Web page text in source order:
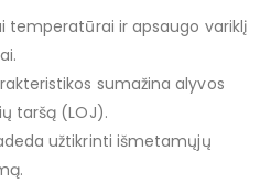
temperatūrai ir apsaugo variklį
sumažina alyvos
taršą (LOJ).
užtikrinti išmetamųjų